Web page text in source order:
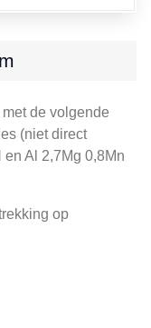
de volgende
(niet direct
Al 2,7Mg 0,8Mn
op